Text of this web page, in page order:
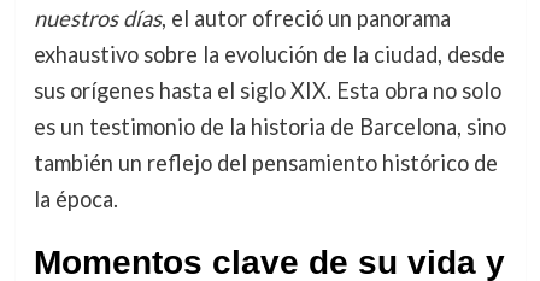
nuestros días, el autor ofreció un panorama
exhaustivo sobre la evolución de la ciudad, desde
sus orígenes hasta el siglo XIX. Esta obra no solo
es un testimonio de la historia de Barcelona, sino
también un reflejo del pensamiento histórico de
la época.
Momentos clave de su vida y